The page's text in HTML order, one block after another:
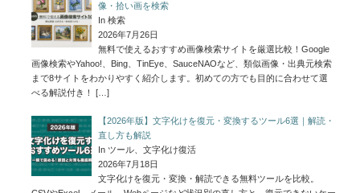
2026年7月26日
無料で使えるおすすめ画像検索サイトを厳選比較！Google
画像検索やYahoo!、Bing、TinEye、SauceNAOなど、類似画像・出典元検索
まで8サイトをわかりやすく紹介します。初めての方でも目的に合わせて選
べる解説付き！[…]
【2026年版】文字化けを復元・変換するツール6選｜解読・
In ツール、文字化け復活
2026年7月18日
文字化けを復元・変換・解読できる無料ツールを比較。
CSVやExcel、メール、Webページなど状況別の直し方と、復元できないケー
スも分かりやすく解説します。[…]